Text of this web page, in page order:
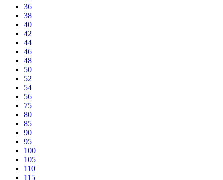
36
38
40
42
44
46
48
50
52
54
56
75
80
85
90
95
100
105
110
115